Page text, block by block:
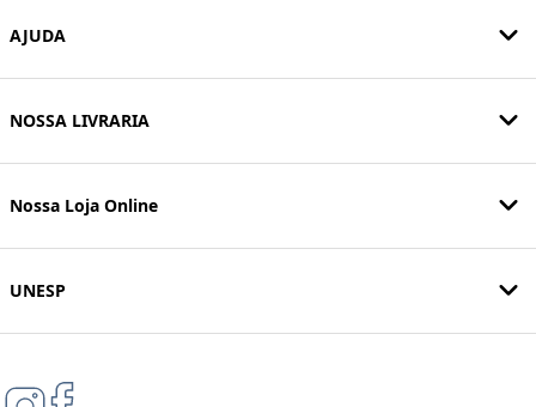
AJUDA
NOSSA LIVRARIA
Nossa Loja Online
UNESP